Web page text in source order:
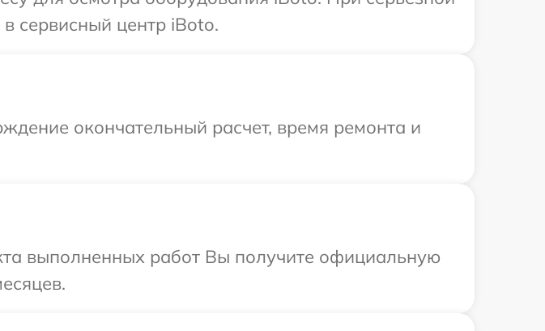
сервисный центр iBoto.
окончательный расчет, время ремонта и
выполненных работ Вы получите официальную